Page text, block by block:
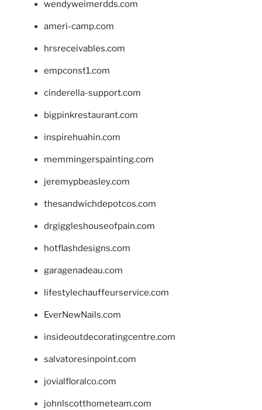
wendyweimerdds.com
ameri-camp.com
hrsreceivables.com
empconst1.com
cinderella-support.com
bigpinkrestaurant.com
inspirehuahin.com
memmingerspainting.com
jeremypbeasley.com
thesandwichdepotcos.com
drgiggleshouseofpain.com
hotflashdesigns.com
garagenadeau.com
lifestylechauffeurservice.com
EverNewNails.com
insideoutdecoratingcentre.com
salvatoresinpoint.com
jovialfloralco.com
johnlscotthometeam.com